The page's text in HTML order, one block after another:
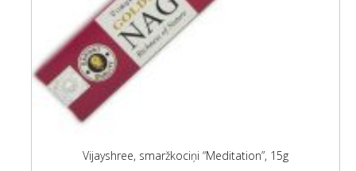
Vijayshree, smaržkociņi “Meditation”, 15g